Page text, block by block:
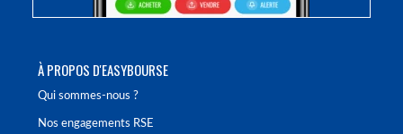
À PROPOS D'EASYBOURSE
Qui sommes-nous ?
Nos engagements RSE